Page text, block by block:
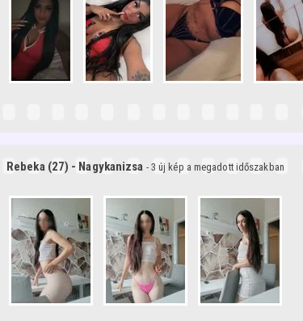
Rebeka (27) - Nagykanizsa - 3 új kép a megadott időszakban